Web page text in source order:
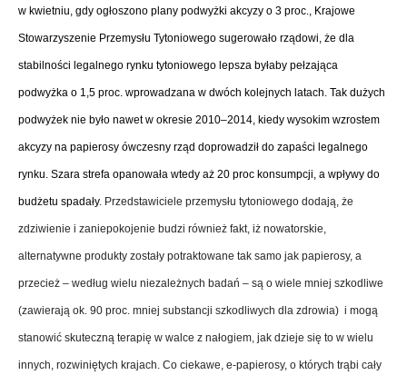
w kwietniu, gdy ogłoszono plany podwyżki akcyzy o 3 proc., Krajowe
Stowarzyszenie Przemysłu Tytoniowego sugerowało rządowi, że dla
stabilności legalnego rynku tytoniowego lepsza byłaby pełzająca
podwyżka o 1,5 proc. wprowadzana w dwóch kolejnych latach. Tak dużych
podwyżek nie było nawet w okresie 2010–2014, kiedy wysokim wzrostem
akcyzy na papierosy ówczesny rząd doprowadził do zapaści legalnego
rynku. Szara strefa opanowała wtedy aż 20 proc konsumpcji, a wpływy do
budżetu spadały. Przedstawiciele przemysłu tytoniowego dodają, że
zdziwienie i zaniepokojenie budzi również fakt, iż nowatorskie,
alternatywne produkty zostały potraktowane tak samo jak papierosy, a
przecież – według wielu niezależnych badań – są o wiele mniej szkodliwe
(zawierają ok. 90 proc. mniej substancji szkodliwych dla zdrowia) i mogą
stanowić skuteczną terapię w walce z nałogiem, jak dzieje się to w wielu
innych, rozwiniętych krajach. Co ciekawe, e-papierosy, o których trąbi cały